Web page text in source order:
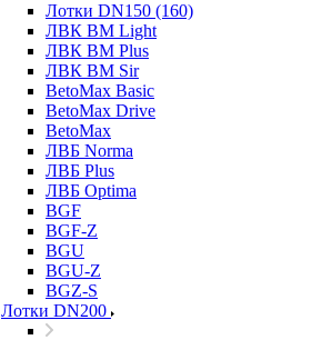
Лотки DN150 (160)
ЛВК ВМ Light
ЛВК ВМ Plus
ЛВК ВМ Sir
BetoMax Basic
BetoMax Drive
BetoMax
ЛВБ Norma
ЛВБ Plus
ЛВБ Optima
BGF
BGF-Z
BGU
BGU-Z
BGZ-S
Лотки DN200